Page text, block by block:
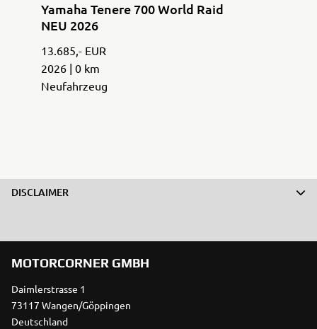
Yamaha Tenere 700 World Raid
NEU 2026
13.685,- EUR
2026 | 0 km
Neufahrzeug
DISCLAIMER
MOTORCORNER GMBH
Daimlerstrasse 1
73117 Wangen/Göppingen
Deutschland